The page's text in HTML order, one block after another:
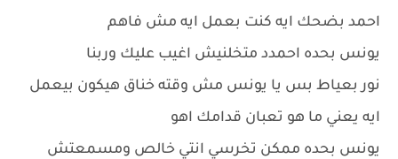
احمد بضحك ايه كنت بعمل ايه مش فاهم
يونس بحده احمدد متخلنيش اغيب عليك وربنا
نور بعياط بس يا يونس مش وقته خناق هيكون بيعمل
ايه يعني ما هو تعبان قدامك اهو
يونس بحده ممكن تخرسي انتي خالص ومسمعتش